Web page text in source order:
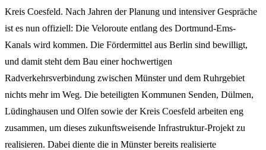
Kreis Coesfeld. Nach Jahren der Planung und intensiver Gespräche
ist es nun offiziell: Die Veloroute entlang des Dortmund-Ems-
Kanals wird kommen. Die Fördermittel aus Berlin sind bewilligt,
und damit steht dem Bau einer hochwertigen
Radverkehrsverbindung zwischen Münster und dem Ruhrgebiet
nichts mehr im Weg. Die beteiligten Kommunen Senden, Dülmen,
Lüdinghausen und Olfen sowie der Kreis Coesfeld arbeiten eng
zusammen, um dieses zukunftsweisende Infrastruktur-Projekt zu
realisieren. Dabei diente die in Münster bereits realisierte